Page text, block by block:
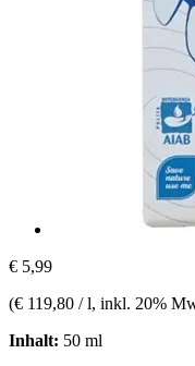
€ 5,99
(€ 119,80 / l, inkl. 20%
Inhalt: 50 ml